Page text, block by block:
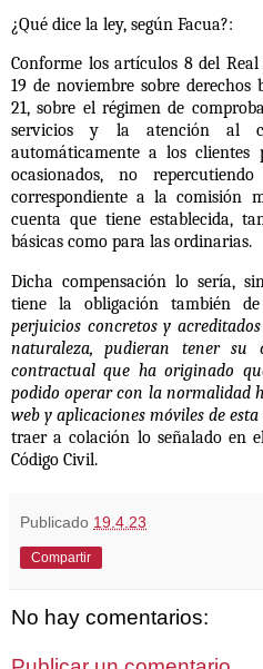
¿Qué dice la ley, según Facua?:
Conforme los artículos 8 del
19 de noviembre sobre derechos
21, sobre el régimen de
servicios y la atención al
automáticamente a los
ocasionados, no
correspondiente a la comisión
cuenta que tiene establecida,
básicas como para las ordinarias.
Dicha compensación lo sería,
tiene la obligación también
perjuicios concretos y
naturaleza, pudieran tener su
contractual que ha originado
podido operar con la normalidad
web y aplicaciones móviles de
traer a colación lo señalado en
Código Civil.
Publicado 19.4.23
Compartir
No hay comentarios: